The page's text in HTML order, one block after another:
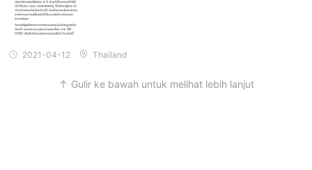
2021-04-12 Thailand
Gulir ke bawah untuk melihat lebih lanjut